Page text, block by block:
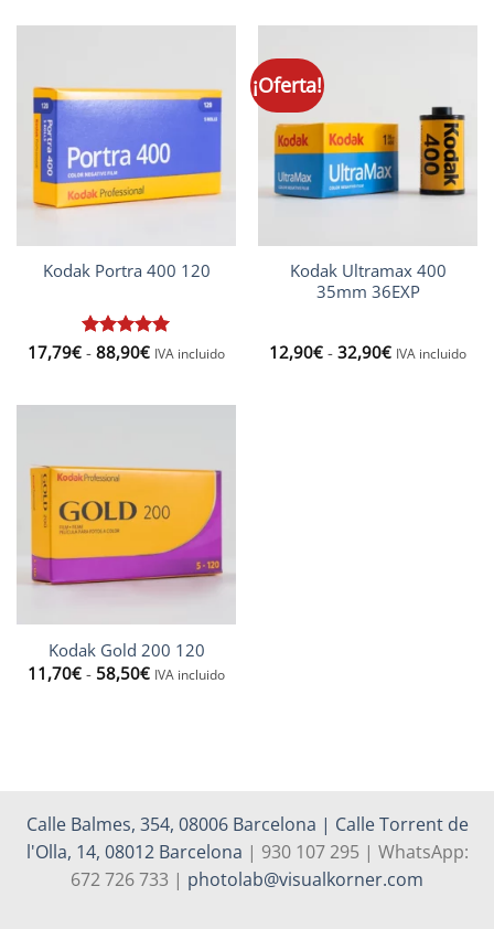
Kodak Portra 400 120
Valorado
17,79€ - 88,90€Rango
IVA incluido
¡Oferta!
Kodak Ultramax 400
35mm 36EXP
12,90€ - 32,90€Rango
IVA incluido
Kodak Gold 200 120
11,70€ - 58,50€Rango
de
IVA incluido
Calle Balmes, 354, 08006 Barcelona | Calle Torrent de
l'Olla, 14, 08012 Barcelona | 930 107 295 | WhatsApp:
672 726 733 | photolab@visualkorner.com